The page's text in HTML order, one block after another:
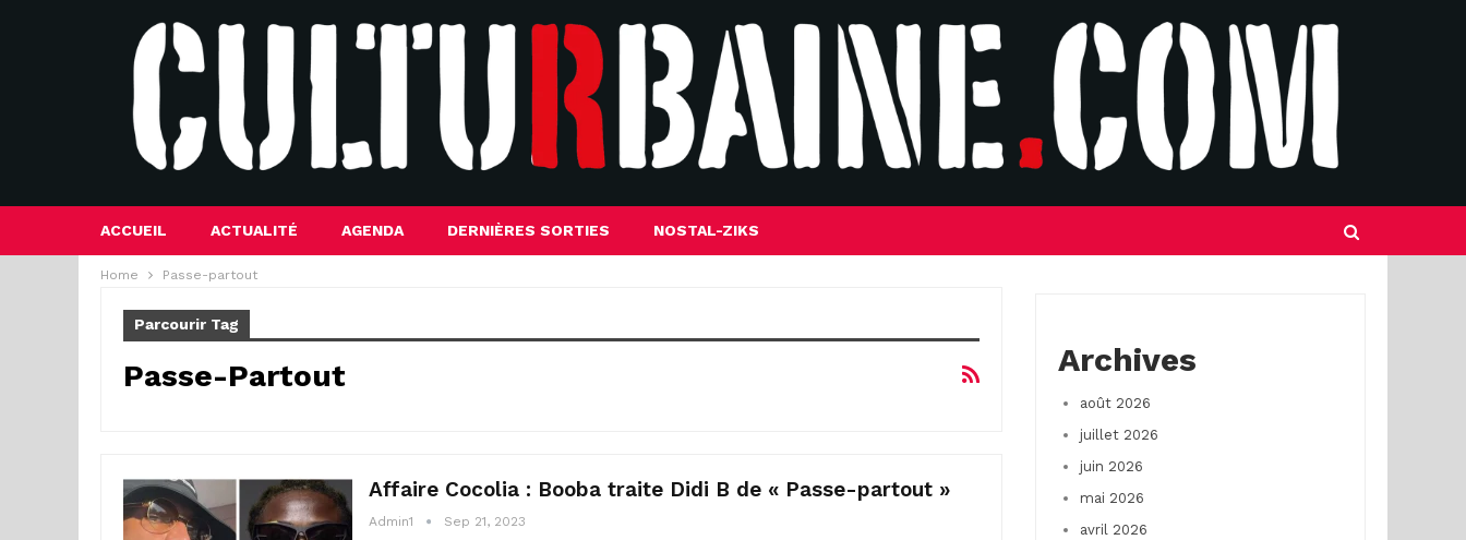
ACCUEIL ACTUALITÉ AGENDA DERNIÈRES SORTIES NOSTAL-ZIKS
Home Passe-partout
Parcourir Tag
Passe-Partout
Affaire Cocolia : Booba traite Didi B de « Passe-partout »
Admin1 Sep 21, 2023
Archives
août 2026
juillet 2026
juin 2026
mai 2026
avril 2026